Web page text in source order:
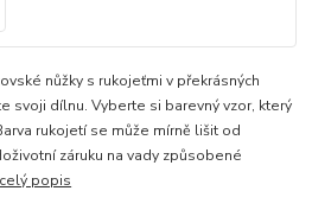
nůžky s rukojeťmi v překrásných
svoji dílnu. Vyberte si barevný vzor, který
rukojetí se může mírně lišit od
záruku na vady způsobené
celý popis